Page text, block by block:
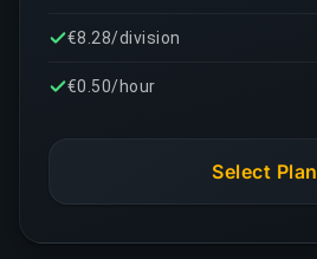
€8.28/division
€0.50/hour
Select Plan